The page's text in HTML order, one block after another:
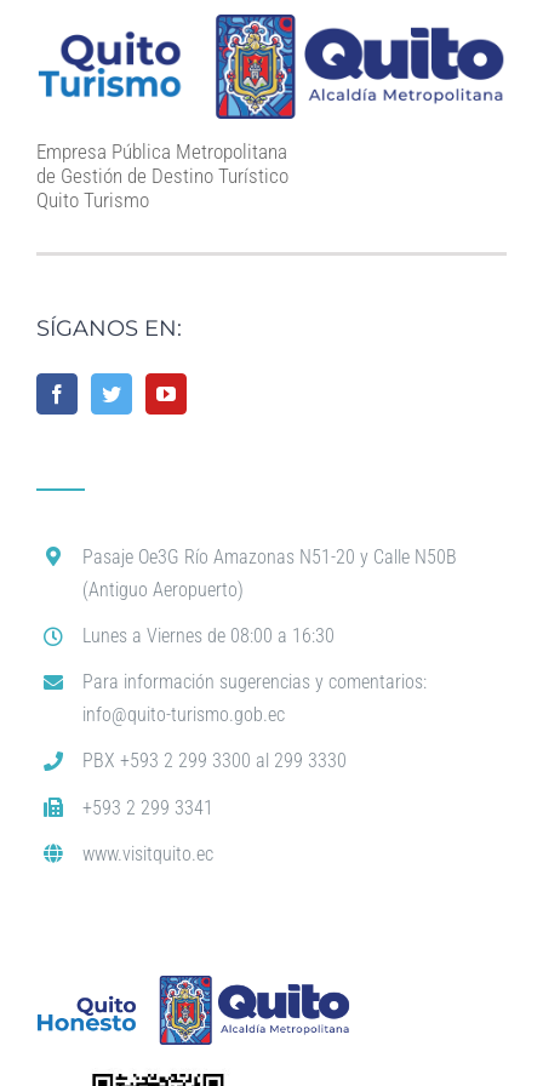
Empresa Pública Metropolitana
de Gestión de Destino Turístico
Quito Turismo
SÍGANOS EN:
Pasaje Oe3G Río Amazonas N51-20 y Calle N50B
(Antiguo Aeropuerto)
Lunes a Viernes de 08:00 a 16:30
Para información sugerencias y comentarios:
info@quito-turismo.gob.ec
PBX +593 2 299 3300 al 299 3330
+593 2 299 3341
www.visitquito.ec